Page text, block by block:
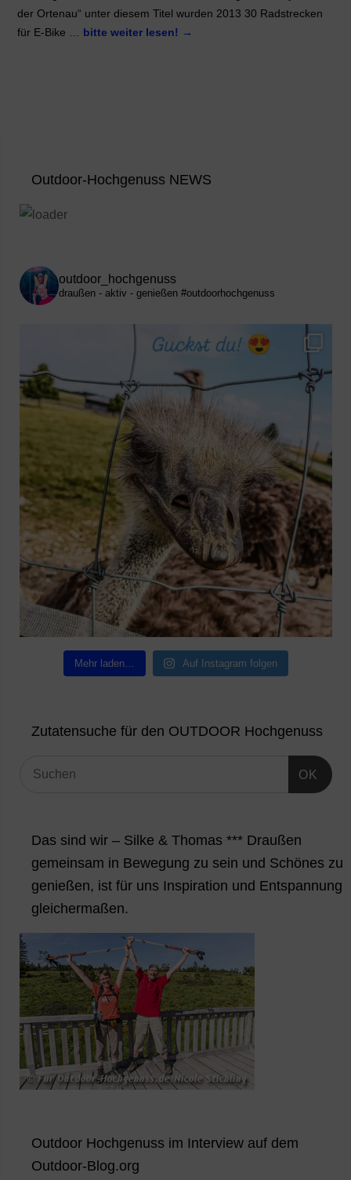
der Ortenau“ unter diesem Titel wurden 2013 30 Radstrecken
für E-Bike … bitte weiter lesen! →
Outdoor-Hochgenuss NEWS
outdoor_hochgenuss
draußen - aktiv - genießen #outdoorhochgenuss
Mehr laden… Auf Instagram folgen
Zutatensuche für den OUTDOOR Hochgenuss
OK
Das sind wir – Silke & Thomas *** Draußen
gemeinsam in Bewegung zu sein und Schönes zu
genießen, ist für uns Inspiration und Entspannung
gleichermaßen.
Outdoor Hochgenuss im Interview auf dem
Outdoor-Blog.org